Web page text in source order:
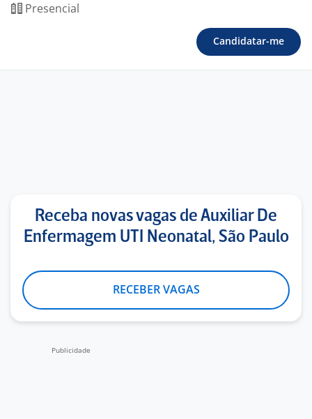
Presencial
Candidatar-me
Receba novas vagas de Auxiliar De
Enfermagem UTI Neonatal, São Paulo
RECEBER VAGAS